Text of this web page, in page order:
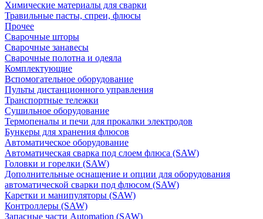
Химические материалы для сварки
Травильные пасты, спреи, флюсы
Прочее
Сварочные шторы
Сварочные занавесы
Сварочные полотна и одеяла
Комплектующие
Вспомогательное оборудование
Пульты дистанционного управления
Транспортные тележки
Сушильное оборудование
Термопеналы и печи для прокалки электродов
Бункеры для хранения флюсов
Автоматическое оборудование
Автоматическая сварка под слоем флюса (SAW)
Головки и горелки (SAW)
Дополнительные оснащение и опции для оборудования
автоматической сварки под флюсом (SAW)
Каретки и манипуляторы (SAW)
Контроллеры (SAW)
Запасные части Automation (SAW)